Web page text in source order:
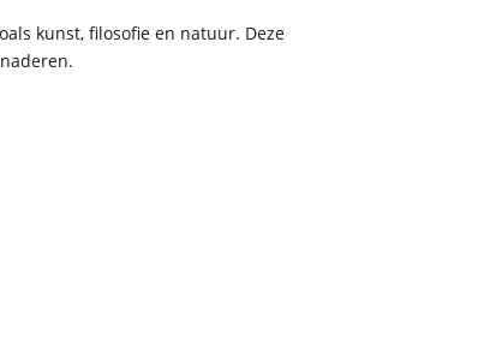
kunst, filosofie en natuur. Deze